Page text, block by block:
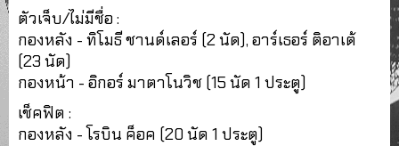
ตัวเจ็บ/ไม่มีชื่อ :
กองหลัง - ทิโมธี ชานด์เลอร์ (2 นัด), อาร์เธอร์ ติอาเต้
(23 นัด)
กองหน้า - อิกอร์ มาตาโนวิช (15 นัด 1 ประตู)
เช็คฟิต :
กองหลัง - โรบิน ค็อค (20 นัด 1 ประตู)